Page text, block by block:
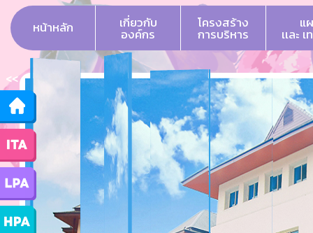
<<
หน้าหลัก เกี่ยวกับ
องค์กร
โครงสร้าง
การบริหาร
แ
เเละ